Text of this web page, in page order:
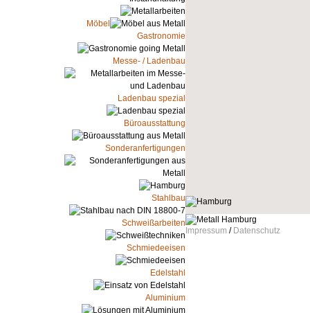
Möbel
Gastronomie
Messe- / Ladenbau
Ladenbau spezial
Büroausstattung
Sonderanfertigungen
Stahlbau
Schweißarbeiten
Schmiedeeisen
Edelstahl
Aluminium
Impressum / Datenschutz